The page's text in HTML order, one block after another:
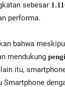
sebesar
performa.
bahwa
mendukung
itu,
Smartphone